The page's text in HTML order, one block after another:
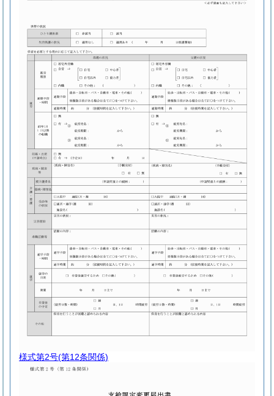
様式第2号(第12条関係)